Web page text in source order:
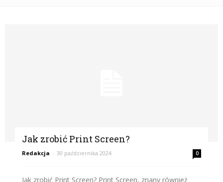
Jak zrobić Print Screen?
Redakcja - 30 października 2024 0
Jak zrobić Print Screen? Print Screen, znany również